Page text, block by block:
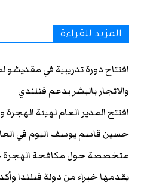
المزيد للقراءة
افتتاح دورة تدريبية في مقديشو
والاتجار بالبشر بدعم فنلندي
افتتح المدير العام لهيئة
حسين قاسم يوسف اليوم في
متخصصة حول مكافحة الهجرة
يقدمها خبراء من دولة فنلندا